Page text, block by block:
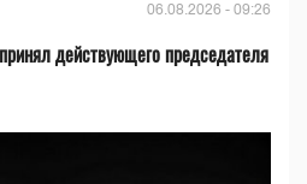
06.08.2026 - 09:26
действующего председателя